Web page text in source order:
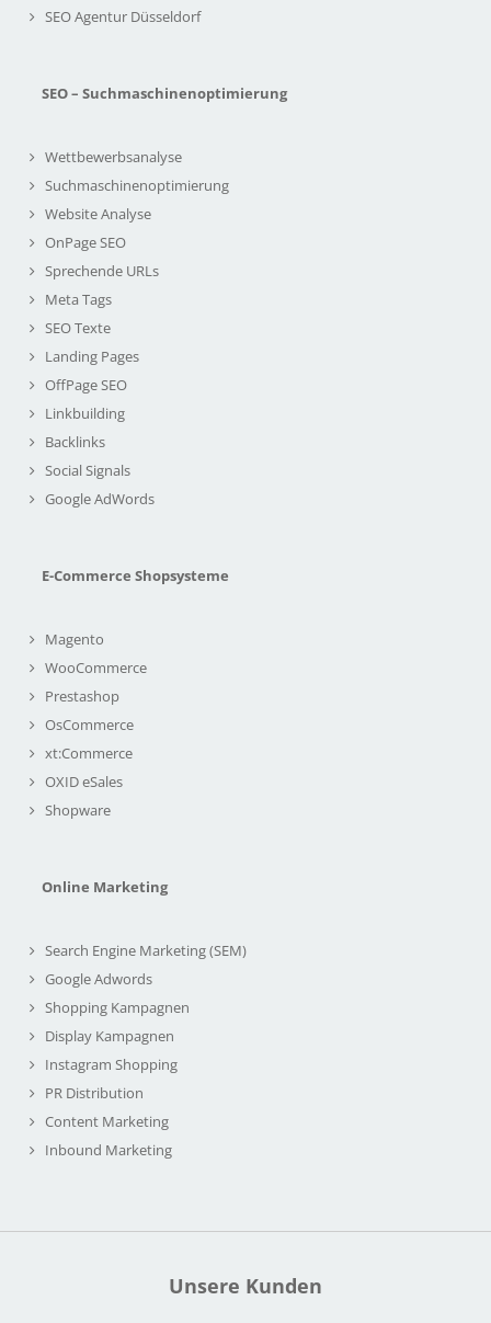
SEO Agentur Düsseldorf
SEO – Suchmaschinenoptimierung
Wettbewerbsanalyse
Suchmaschinenoptimierung
Website Analyse
OnPage SEO
Sprechende URLs
Meta Tags
SEO Texte
Landing Pages
OffPage SEO
Linkbuilding
Backlinks
Social Signals
Google AdWords
E-Commerce Shopsysteme
Magento
WooCommerce
Prestashop
OsCommerce
xt:Commerce
OXID eSales
Shopware
Online Marketing
Search Engine Marketing (SEM)
Google Adwords
Shopping Kampagnen
Display Kampagnen
Instagram Shopping
PR Distribution
Content Marketing
Inbound Marketing
Unsere Kunden